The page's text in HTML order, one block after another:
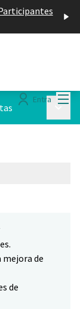
Entra
mejora de
de